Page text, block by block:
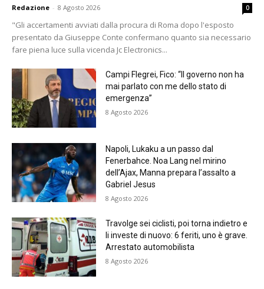
Redazione - 8 Agosto 2026 0
"Gli accertamenti avviati dalla procura di Roma dopo l'esposto
presentato da Giuseppe Conte confermano quanto sia necessario
fare piena luce sulla vicenda Jc Electronics...
Campi Flegrei, Fico: “Il governo non ha
mai parlato con me dello stato di
emergenza”
8 Agosto 2026
Napoli, Lukaku a un passo dal
Fenerbahce. Noa Lang nel mirino
dell’Ajax, Manna prepara l’assalto a
Gabriel Jesus
8 Agosto 2026
Travolge sei ciclisti, poi torna indietro e
li investe di nuovo: 6 feriti, uno è grave.
Arrestato automobilista
8 Agosto 2026